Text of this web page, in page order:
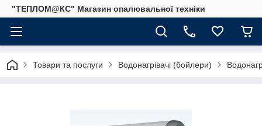
"ТЕПЛОМ@КС" Магазин опалювальної техніки
Товари та послуги Водонагрівачі (бойлери)